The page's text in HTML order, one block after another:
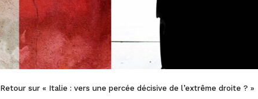
Retour sur « Italie : vers une percée décisive de l’extrême droite ? »